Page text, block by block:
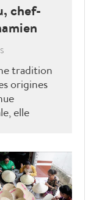
chef-
tradition
origines
elle
pièce
porte